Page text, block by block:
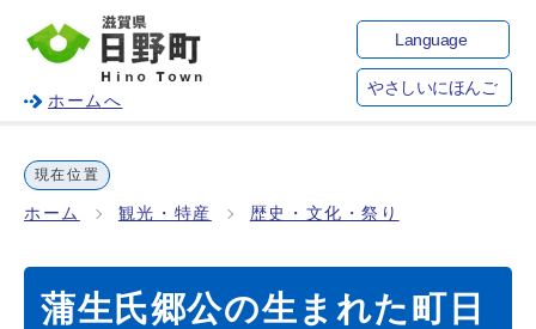
ホームへ
Language
やさしいにほんご
現在位置
ホーム 観光・特産 歴史・文化・祭り
蒲生氏郷公の生まれた町日